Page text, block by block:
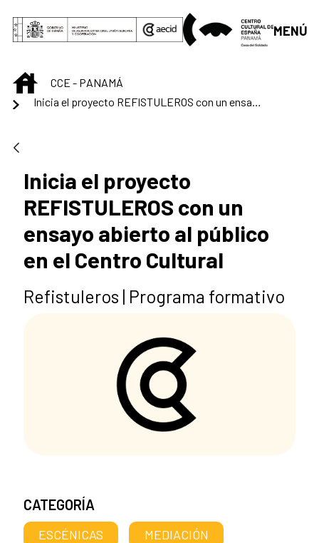
Saltar al contenido principal
MENÚ
INICIOCCE - PANAMÁ
Inicia el proyecto
REFISTULEROS con un
ensayo abierto al público
en el Centro Cultural
Refistuleros | Programa formativo
CATEGORÍA
ESCÉNICAS MEDIACIÓN